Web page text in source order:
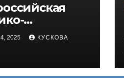
решать!»
2025 КУСКОВА